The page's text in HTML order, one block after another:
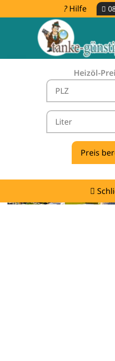
Hilfe
Heizöl-
Heizölpreise
vergleichen &